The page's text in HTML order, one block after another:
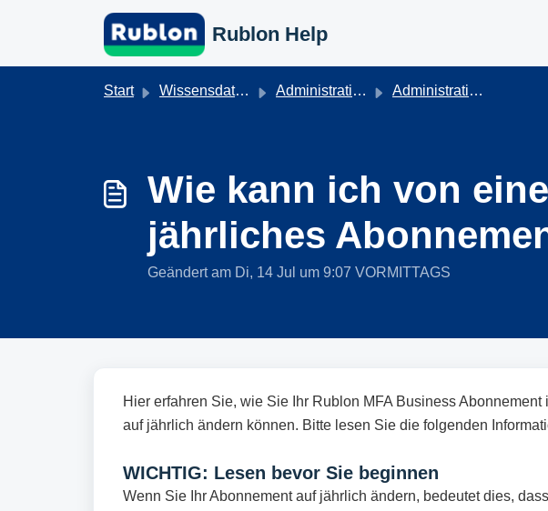
Rublon Help
Start Wissensdatenbank Administration & Authentifizierung Administration
Wie kann ich von
jährliches
Geändert am Di, 14 Jul um 9:07 VORMITTAGS
Hier erfahren Sie, wie Sie Ihr Rublon MFA Business
auf jährlich ändern können. Bitte lesen Sie die folgenden
WICHTIG: Lesen bevor Sie beginnen
Wenn Sie Ihr Abonnement auf jährlich ändern, bedeutet dies,